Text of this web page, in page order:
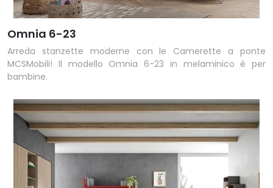
Omnia 6-23
Arreda stanzette moderne con le Camerette a ponte
MCSMobili! Il modello Omnia 6-23 in melaminico è per
bambine.